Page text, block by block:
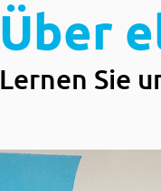
Über
Lernen Sie